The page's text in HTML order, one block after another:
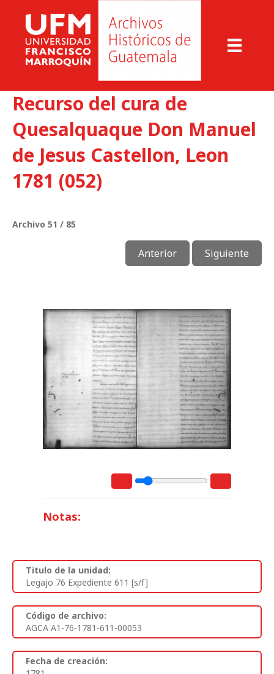
Recurso del cura de
Quesalquaque Don Manuel
de Jesus Castellon, Leon
1781 (052)
Archivo 51 / 85
Anterior Siguiente
Notas:
Titulo de la unidad:
Legajo 76 Expediente 611 [s/f]
Código de archivo:
AGCA A1-76-1781-611-00053
Fecha de creación: